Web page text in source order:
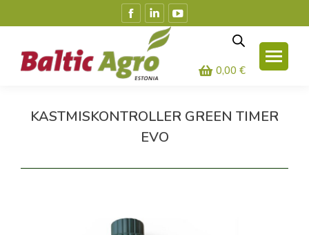
Facebook
leht
avaneb
uues
Linkedin
leht
avaneb
leht
uues 0,00 €
KASTMISKONTROLLER GREEN TIMER
EVO